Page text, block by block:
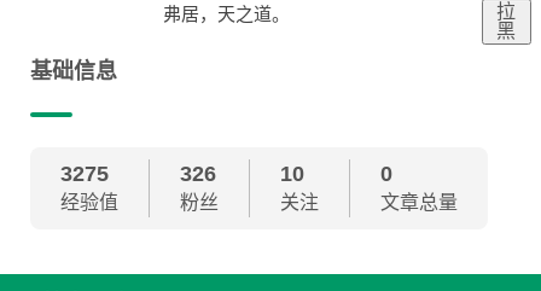
弗居，天之道。
拉
黑
基础信息
3275
经验值
326
粉丝
10
关注
0
文章总量